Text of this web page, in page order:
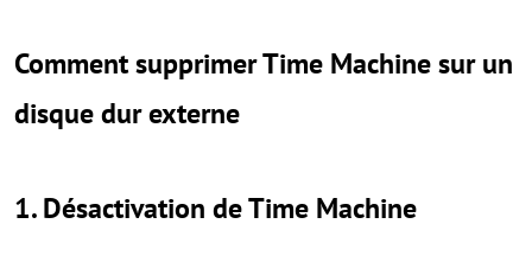
Comment supprimer Time Machine sur un
disque dur externe
1. Désactivation de Time Machine